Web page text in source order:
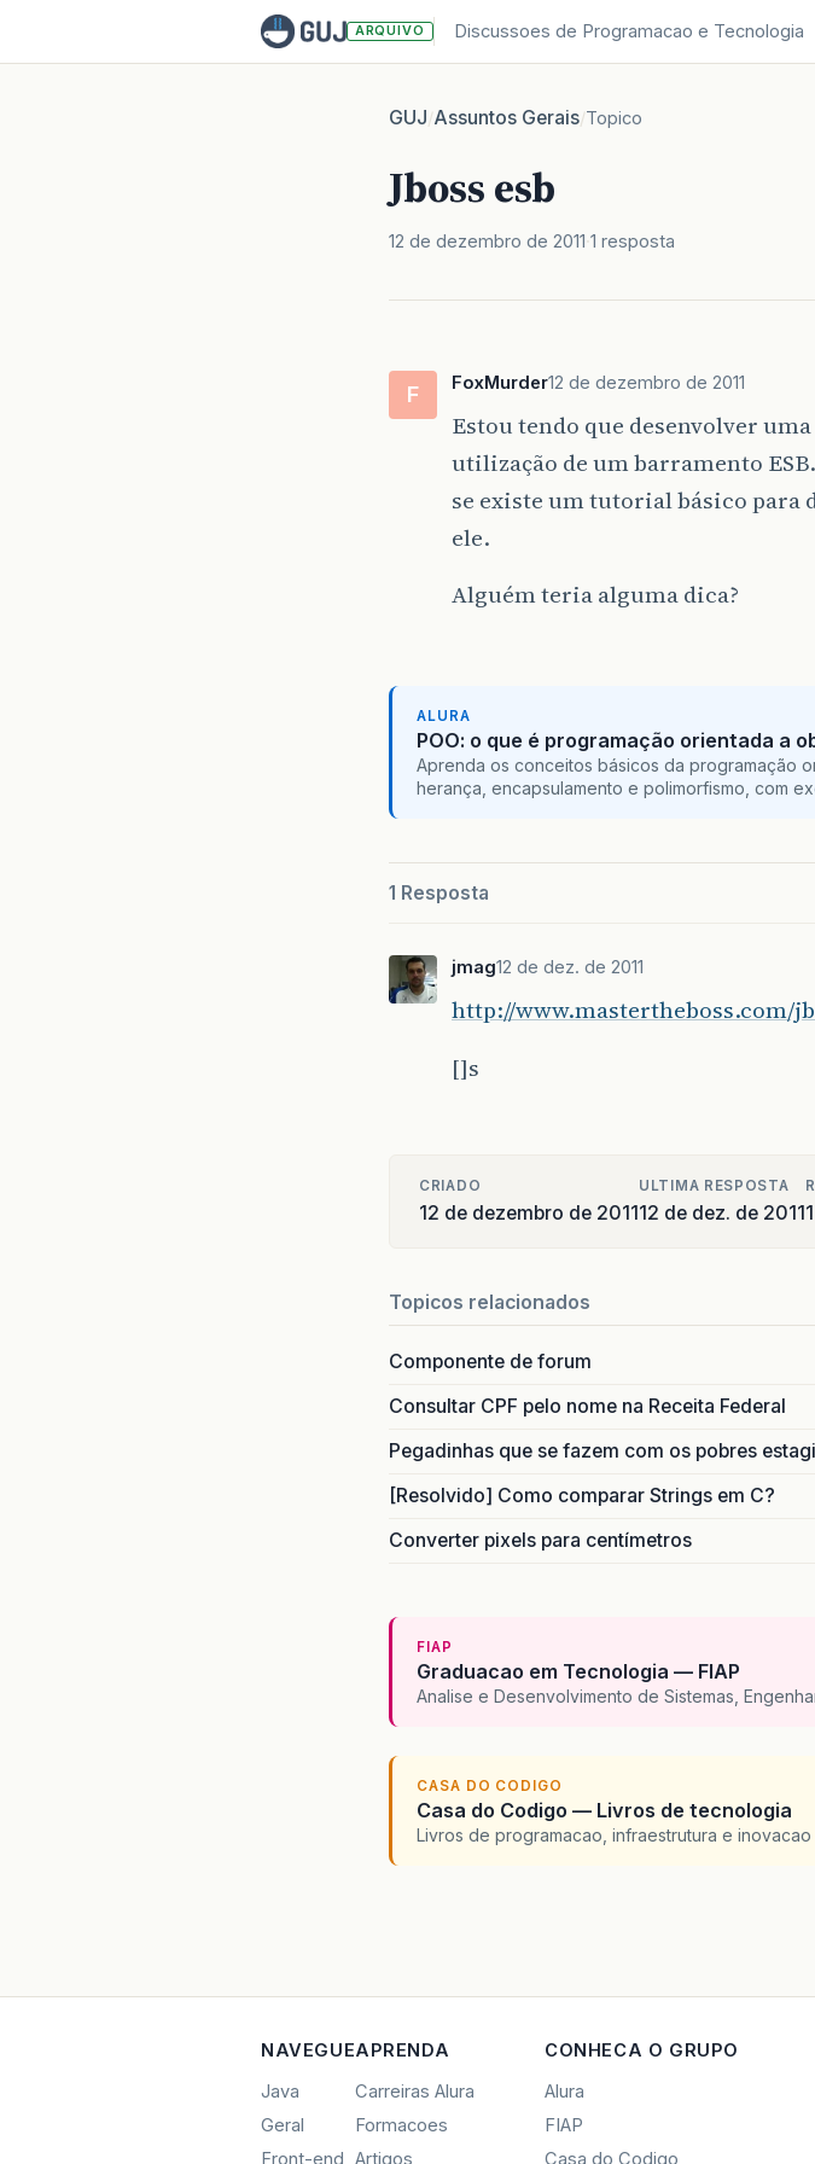
ARQUIVO Discussoes de Programacao e Tecnologia
GUJ/Assuntos Gerais/Topico
Jboss esb
12 de dezembro de 2011 1 resposta
F FoxMurder12 de dezembro de 2011
Estou tendo que desenvolver
utilização de um barramento ESB.
se existe um tutorial básico para
ele.
Alguém teria alguma dica?
ALURA
POO: o que é programação orientada a
Aprenda os conceitos básicos da programação
herança, encapsulamento e polimorfismo, com
1 Resposta
jmag12 de dez. de 2011
http://www.mastertheboss.com/
[]s
CRIADO
12 de dezembro de 2011
ULTIMA RESPOSTA
12 de dez. de 20111
Topicos relacionados
Componente de forum
Consultar CPF pelo nome na Receita Federal
Pegadinhas que se fazem com os pobres
[Resolvido] Como comparar Strings em C?
Converter pixels para centímetros
FIAP
Graduacao em Tecnologia — FIAP
Analise e Desenvolvimento de Sistemas,
CASA DO CODIGO
Casa do Codigo — Livros de tecnologia
Livros de programacao, infraestrutura e inovacao
NAVEGUE
Java
Geral
Front-end
APRENDA
Carreiras Alura
Formacoes
Artigos
CONHECA O GRUPO
Alura
FIAP
Casa do Codigo